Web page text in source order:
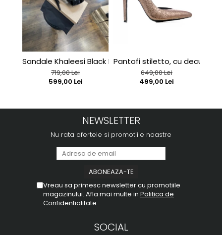
Sandale Khaleesi Black Patent
719,00 Lei
599,00 Lei
Pantofi stiletto, cu decupaj
649,00 Lei
499,00 Lei
NEWSLETTER
Nu rata ofertele si promotiile noastre
Vreau sa primesc newsletter cu promotiile
magazinului. Afla mai multe in Politica de
Confidentialitate
SOCIAL